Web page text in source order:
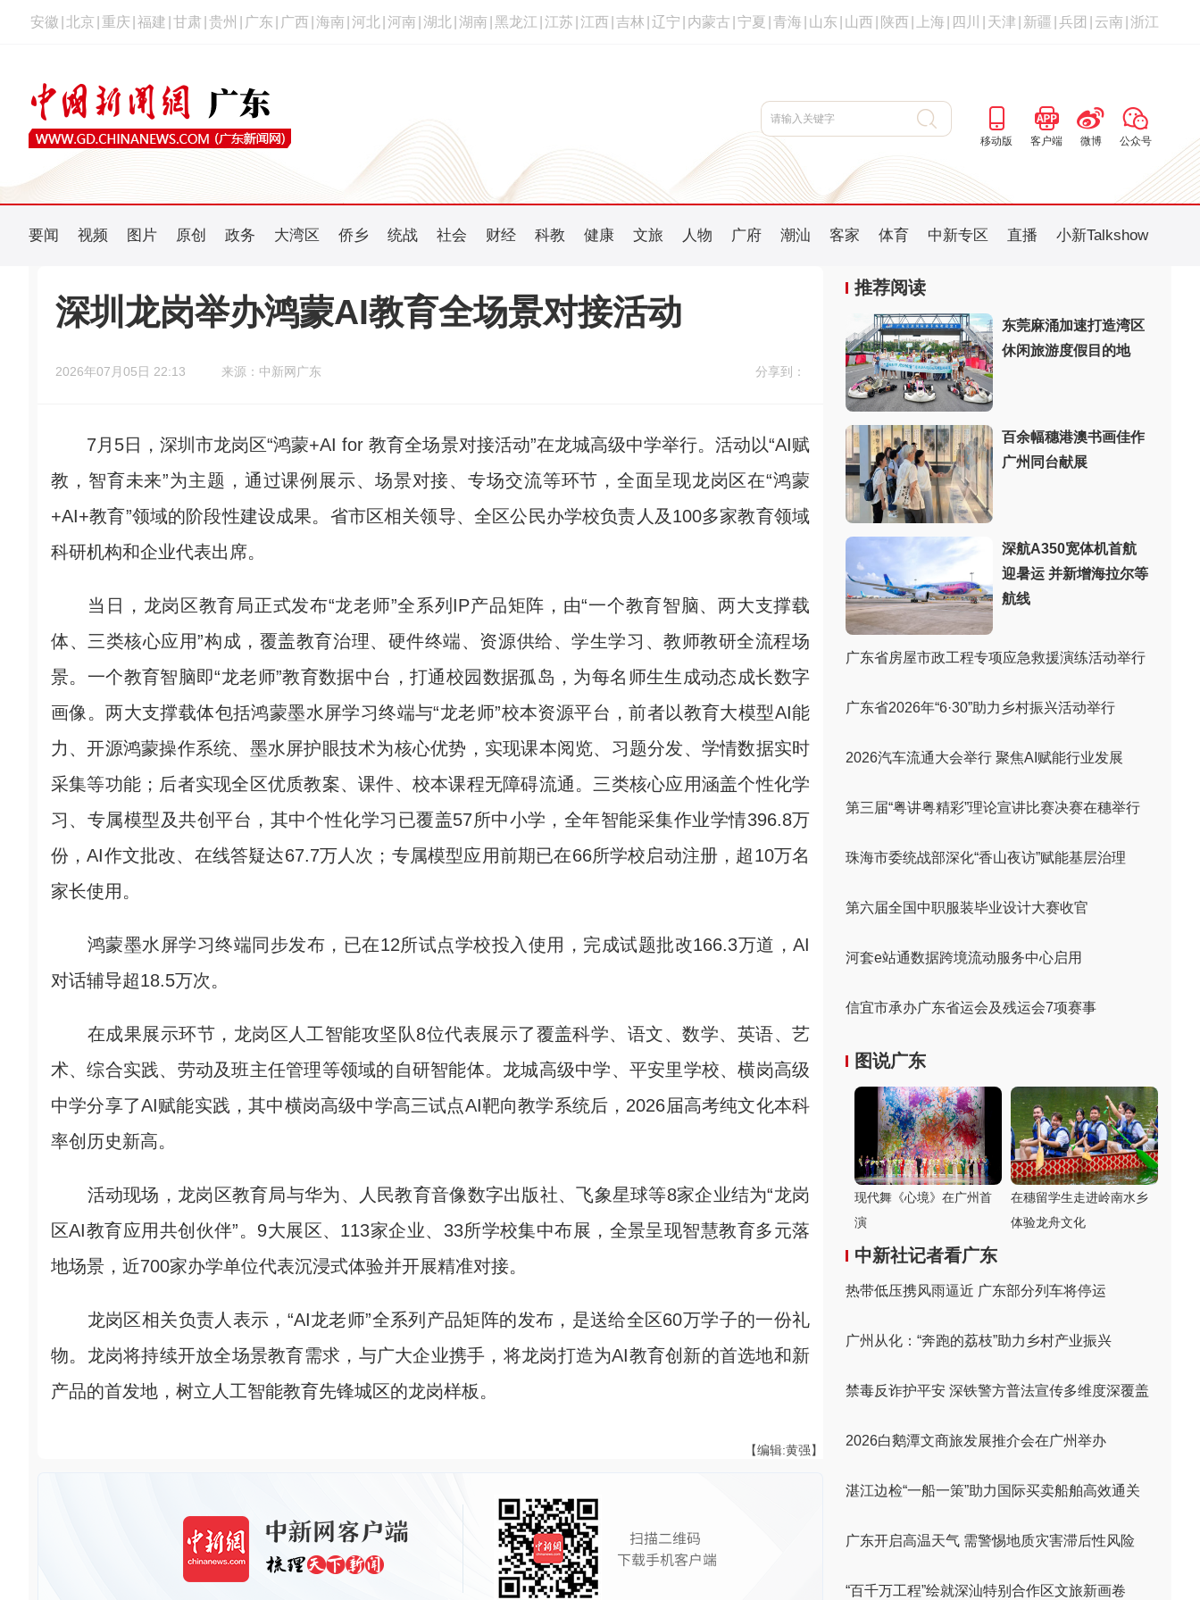
安徽 北京 重庆 福建 甘肃 贵州 广东 广西 海南 河北 河南 湖北 湖南 黑龙江 江苏 江西 吉林 辽宁 内蒙古 宁夏 青海 山东 山西 陕西 上海 四川 天津 新疆 兵团 云南 浙江
移动版 客户端 微博 公众号
要闻 视频 图片 原创 政务 大湾区 侨乡 统战 社会 财经 科教 健康 文旅 人物 广府 潮汕 客家 体育 中新专区 直播 小新Talkshow
深圳龙岗举办鸿蒙AI教育全场景对接活动
2026年07月05日 22:13 来源：中新网广东 分享到：
7月5日，深圳市龙岗区“鸿蒙+AI for 教育全场景对接活动”在龙城高级中学举行。活动以“AI赋
教，智育未来”为主题，通过课例展示、场景对接、专场交流等环节，全面呈现龙岗区在“鸿蒙
+AI+教育”领域的阶段性建设成果。省市区相关领导、全区公民办学校负责人及100多家教育领域
科研机构和企业代表出席。
当日，龙岗区教育局正式发布“龙老师”全系列IP产品矩阵，由“一个教育智脑、两大支撑载
体、三类核心应用”构成，覆盖教育治理、硬件终端、资源供给、学生学习、教师教研全流程场
景。一个教育智脑即“龙老师”教育数据中台，打通校园数据孤岛，为每名师生生成动态成长数字
画像。两大支撑载体包括鸿蒙墨水屏学习终端与“龙老师”校本资源平台，前者以教育大模型AI能
力、开源鸿蒙操作系统、墨水屏护眼技术为核心优势，实现课本阅览、习题分发、学情数据实时
采集等功能；后者实现全区优质教案、课件、校本课程无障碍流通。三类核心应用涵盖个性化学
习、专属模型及共创平台，其中个性化学习已覆盖57所中小学，全年智能采集作业学情396.8万
份，AI作文批改、在线答疑达67.7万人次；专属模型应用前期已在66所学校启动注册，超10万名
家长使用。
鸿蒙墨水屏学习终端同步发布，已在12所试点学校投入使用，完成试题批改166.3万道，AI
对话辅导超18.5万次。
在成果展示环节，龙岗区人工智能攻坚队8位代表展示了覆盖科学、语文、数学、英语、艺
术、综合实践、劳动及班主任管理等领域的自研智能体。龙城高级中学、平安里学校、横岗高级
中学分享了AI赋能实践，其中横岗高级中学高三试点AI靶向教学系统后，2026届高考纯文化本科
率创历史新高。
活动现场，龙岗区教育局与华为、人民教育音像数字出版社、飞象星球等8家企业结为“龙岗
区AI教育应用共创伙伴”。9大展区、113家企业、33所学校集中布展，全景呈现智慧教育多元落
地场景，近700家办学单位代表沉浸式体验并开展精准对接。
龙岗区相关负责人表示，“AI龙老师”全系列产品矩阵的发布，是送给全区60万学子的一份礼
物。龙岗将持续开放全场景教育需求，与广大企业携手，将龙岗打造为AI教育创新的首选地和新
产品的首发地，树立人工智能教育先锋城区的龙岗样板。
【编辑:黄强】
推荐阅读
东莞麻涌加速打造湾区
休闲旅游度假目的地
百余幅穗港澳书画佳作
广州同台献展
深航A350宽体机首航
迎暑运 并新增海拉尔等
航线
广东省房屋市政工程专项应急救援演练活动举行
广东省2026年“6·30”助力乡村振兴活动举行
2026汽车流通大会举行 聚焦AI赋能行业发展
第三届“粤讲粤精彩”理论宣讲比赛决赛在穗举行
珠海市委统战部深化“香山夜访”赋能基层治理
第六届全国中职服装毕业设计大赛收官
河套e站通数据跨境流动服务中心启用
信宜市承办广东省运会及残运会7项赛事
图说广东
现代舞《心境》在广州首
演
在穗留学生走进岭南水乡
体验龙舟文化
中新社记者看广东
热带低压携风雨逼近 广东部分列车将停运
广州从化：“奔跑的荔枝”助力乡村产业振兴
禁毒反诈护平安 深铁警方普法宣传多维度深覆盖
2026白鹅潭文商旅发展推介会在广州举办
湛江边检“一船一策”助力国际买卖船舶高效通关
广东开启高温天气 需警惕地质灾害滞后性风险
“百千万工程”绘就深汕特别合作区文旅新画卷